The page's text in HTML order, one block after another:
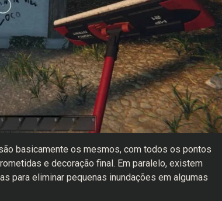
basicamente os mesmos, com todos os pontos
e decoração final. Em paralelo, existem
para eliminar pequenas inundações em algumas